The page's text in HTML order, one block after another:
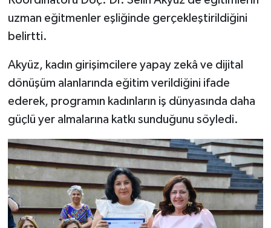
uzman eğitmenler eşliğinde gerçekleştirildiğini
belirtti.
Akyüz, kadın girişimcilere yapay zekâ ve dijital
dönüşüm alanlarında eğitim verildiğini ifade
ederek, programın kadınların iş dünyasında daha
güçlü yer almalarına katkı sunduğunu söyledi.